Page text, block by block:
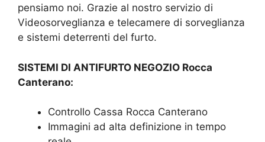
pensiamo noi. Grazie al nostro servizio di
Videosorveglianza e telecamere di sorveglianza
e sistemi deterrenti del furto.
SISTEMI DI ANTIFURTO NEGOZIO Rocca
Canterano:
Controllo Cassa Rocca Canterano
Immagini ad alta definizione in tempo